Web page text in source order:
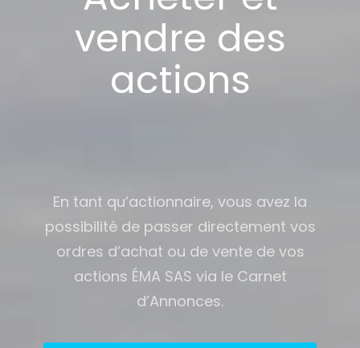
vendre des
actions
En tant qu’actionnaire, vous avez la
possibilité de passer directement vos
ordres d’achat ou de vente de vos
actions ÉMA SAS via le Carnet
d’Annonces.